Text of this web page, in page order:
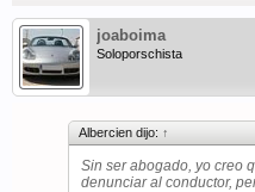
joaboima
Soloporschista
Albercien dijo: ↑
Sin ser abogado, yo creo
denunciar al conductor,